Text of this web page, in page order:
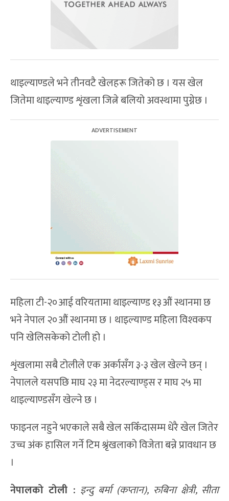
थाइल्याण्डले भने तीनवटै खेलहरू जितेको छ । यस खेल
जितेमा थाइल्याण्ड शृंखला जित्ने बलियो अवस्थामा पुग्नेछ ।
महिला टी-२०आई वरियतामा थाइल्याण्ड १३औं स्थानमा छ
भने नेपाल २०औं स्थानमा छ । थाइल्याण्ड महिला विश्‍वकप
पनि खेलिसकेको टोली हो ।
शृंखलामा सबै टोलीले एक अर्कासँग ३-३ खेल खेल्ने छन् ।
नेपालले यसपछि माघ २३ मा नेदरल्याण्ड्स र माघ २५ मा
थाइल्याण्डसँग खेल्ने छ ।
फाइनल नहुने भएकाले सबै खेल सकिँदासम्म धेरै खेल जितेर
उच्च अंक हासिल गर्ने टिम श्रृंखलाको विजेता बन्ने प्रावधान छ
।
नेपालको टोली : इन्दु बर्मा (कप्तान), रुबिना क्षेत्री, सीता